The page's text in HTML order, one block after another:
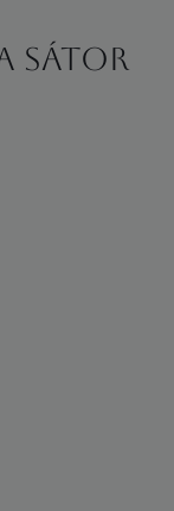
Sátor